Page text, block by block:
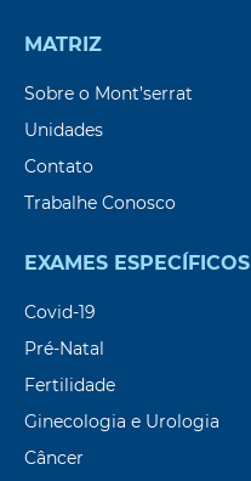
MATRIZ
Sobre o Mont’serrat
Unidades
Contato
Trabalhe Conosco
EXAMES ESPECÍFICOS
Covid-19
Pré-Natal
Fertilidade
Ginecologia e Urologia
Câncer